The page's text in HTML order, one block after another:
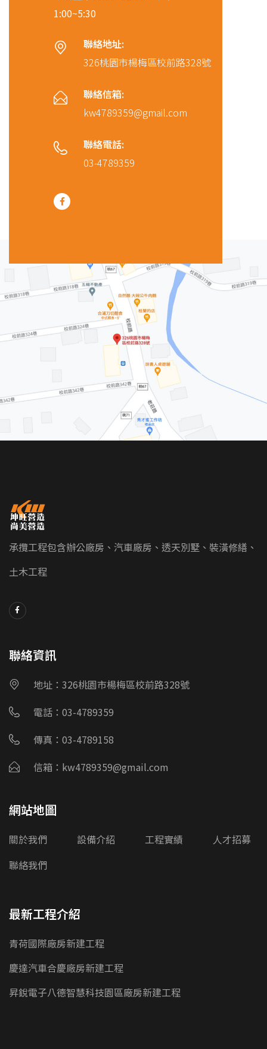
1:00~5:30
聯絡地址:
326桃園市楊梅區校前路328號
聯絡信箱:
kw4789359@gmail.com
聯絡電話:
03-4789359
承攬工程包含辦公廠房、汽車廠房、透天別墅、裝潢修繕、
土木工程
聯絡資訊
地址：326桃園市楊梅區校前路328號
電話：03-4789359
傳真：03-4789158
信箱：kw4789359@gmail.com
網站地圖
關於我們 設備介紹 工程實績
人才招募
聯絡我們
最新工程介紹
青荷國際廠房新建工程
慶達汽車合慶廠房新建工程
昇銳電子八德智慧科技園區廠房新建工程